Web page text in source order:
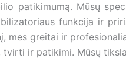
patikimumą. Mūsų
funkcija ir
mes greitai ir
tvirti ir patikimi. Mūsų